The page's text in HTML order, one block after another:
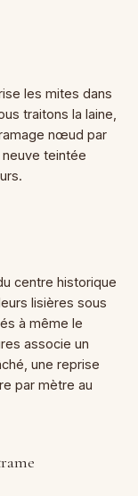
les mites dans
traitons la laine,
nœud par
teintée
centre historique
lisières sous
à même le
associe un
une reprise
par mètre au